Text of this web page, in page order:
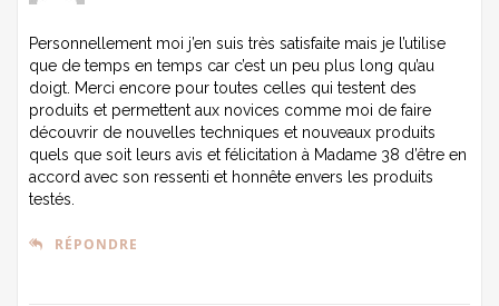
Personnellement moi j’en suis très satisfaite mais je l’utilise
que de temps en temps car c’est un peu plus long qu’au
doigt. Merci encore pour toutes celles qui testent des
produits et permettent aux novices comme moi de faire
découvrir de nouvelles techniques et nouveaux produits
quels que soit leurs avis et félicitation à Madame 38 d’être en
accord avec son ressenti et honnête envers les produits
testés.
RÉPONDRE